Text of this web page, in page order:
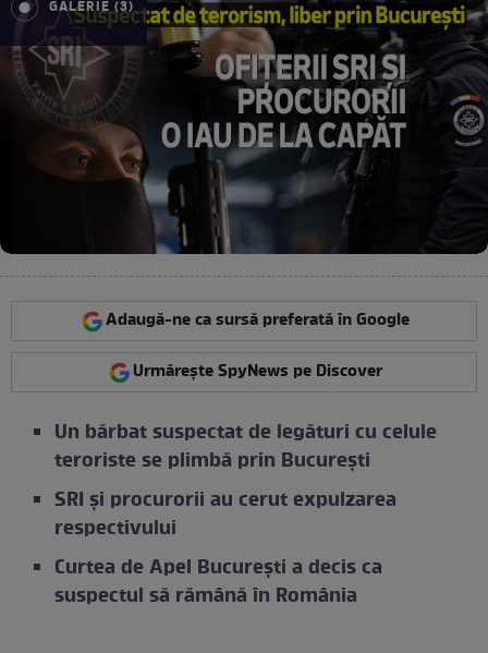
GALERIE (3)
Adaugă-ne ca sursă preferată în Google
Urmărește SpyNews pe Discover
Un bărbat suspectat de legături cu celule
teroriste se plimbă prin București
SRI și procurorii au cerut expulzarea
respectivului
Curtea de Apel București a decis ca
suspectul să rămână în România